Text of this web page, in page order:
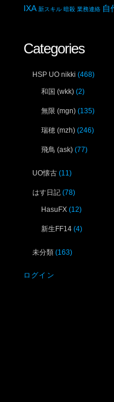
IXA 新スキル 暗殺 業務連絡 自
Categories
HSP UO nikki (468)
和国 (wkk) (2)
無限 (mgn) (135)
瑞穂 (mzh) (246)
飛鳥 (ask) (77)
UO懐古 (11)
はす日記 (78)
HasuFX (12)
新生FF14 (4)
未分類 (163)
ログイン